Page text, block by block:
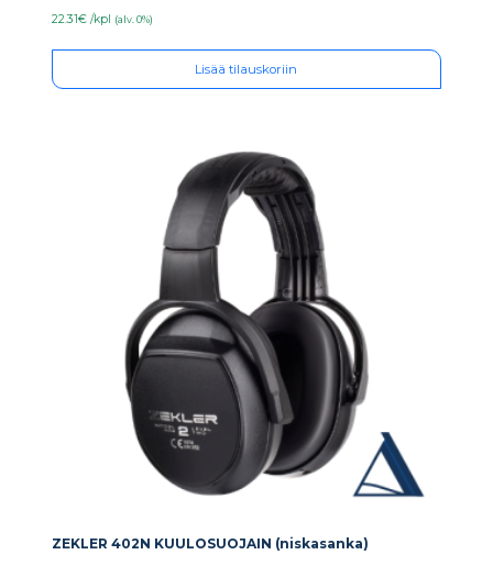
22.31€ /kpl (alv. 0%)
Lisää tilauskoriin
ZEKLER 402N KUULOSUOJAIN (niskasanka)